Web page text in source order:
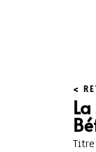
<